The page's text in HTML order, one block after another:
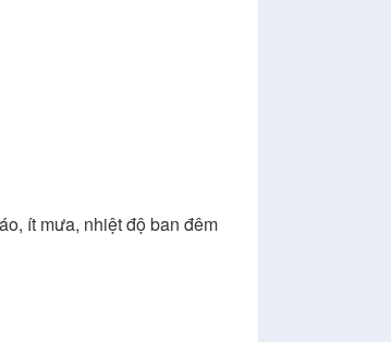
ít mưa, nhiệt độ ban đêm